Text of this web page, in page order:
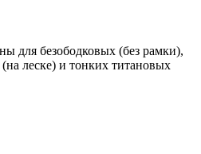
для безободковых (без рамки),
леске) и тонких титановых